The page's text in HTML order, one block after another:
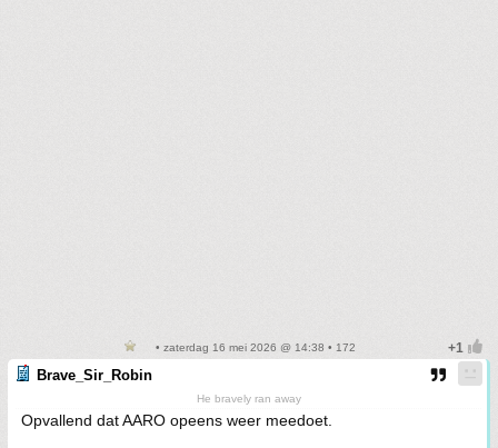
• zaterdag 16 mei 2026 @ 14:38 • 172
Brave_Sir_Robin
He bravely ran away
Opvallend dat AARO opeens weer meedoet.